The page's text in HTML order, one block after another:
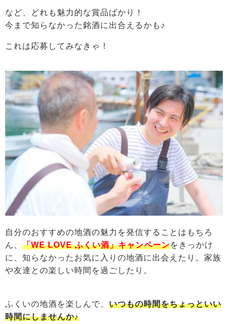
など、どれも魅力的な賞品ばかり！
今まで知らなかった銘酒に出合えるかも♪
これは応募してみなきゃ！
自分のおすすめの地酒の魅力を発信することはもちろ
ん、 「WE LOVE ふくい酒」キャンペーンをきっかけ
に、知らなかったお気に入りの地酒に出会えたり。家族
や友達との楽しい時間を過ごしたり。
ふくいの地酒を楽しんで、 いつもの時間をちょっといい
時間にしませんか♪